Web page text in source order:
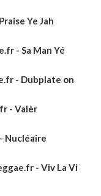
Ye Jah
- Sa Man Yé
- Dubplate on
- Valèr
Nucléaire
- Viv La Vi